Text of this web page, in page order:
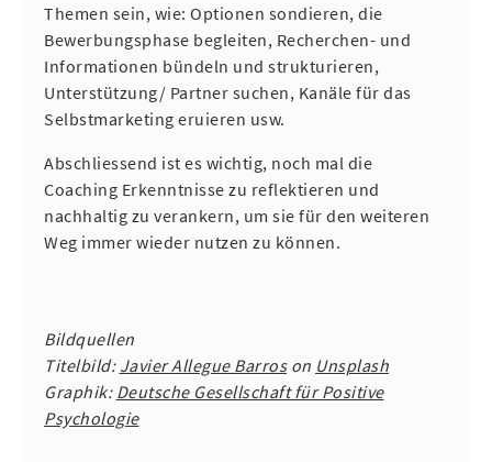
Themen sein, wie: Optionen sondieren, die
Bewerbungsphase begleiten, Recherchen- und
Informationen bündeln und strukturieren,
Unterstützung/ Partner suchen, Kanäle für das
Selbstmarketing eruieren usw.
Abschliessend ist es wichtig, noch mal die
Coaching Erkenntnisse zu reflektieren und
nachhaltig zu verankern, um sie für den weiteren
Weg immer wieder nutzen zu können.
Bildquellen
Titelbild: Javier Allegue Barroson Unsplash
Graphik: Deutsche Gesellschaft für Positive
Psychologie